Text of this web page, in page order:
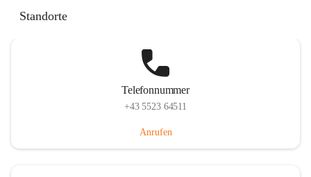
Standorte
Telefonnummer
+43 5523 64511
Anrufen